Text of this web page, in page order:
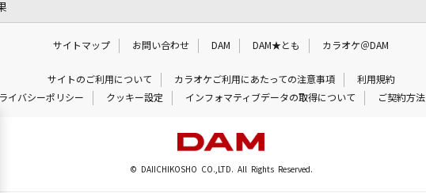
サイトマップ お問い合わせ DAM DAM★とも カラオケ＠DAM
サイトのご利用について カラオケご利用にあたっての注意事項
利用規約
イバシーポリシー クッキー設定 インフォマティブデータの取得について ご契約方法
© DAIICHIKOSHO CO.,LTD. All Rights Reserved.